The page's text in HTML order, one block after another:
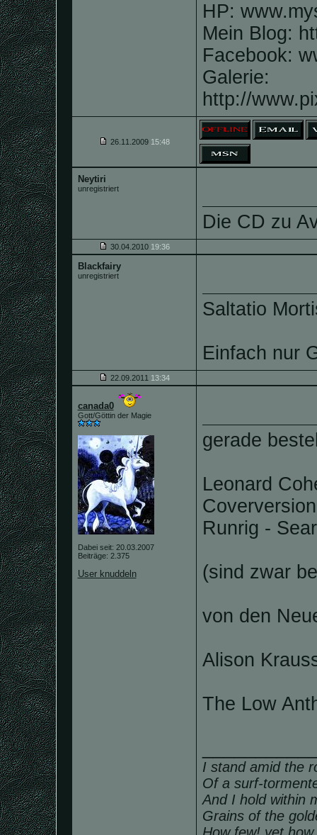
HP:
Mein Blog:
Facebook:
Galerie:
http://
26.11.2009 15:48
Neytiri
unregistriert
Die CD zu
30.04.2010 19:36
Blackfairy
unregistriert
Saltatio
Einfach nur
22.09.2011 13:34
canada0
Gott/Göttin der Magie
Dabei seit: 20.03.2007
Beiträge: 2.375
User knuddeln
gerade
Leonard
Runrig -
(sind zwar
von den
Alison
The Low
I stand amid the
Of a surf-
And I hold within
Grains of the